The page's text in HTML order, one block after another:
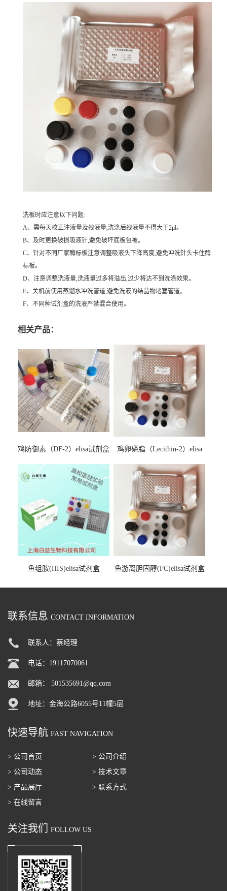
洗板时应注意以下问题:
A、需每天校正注液量及残液量,洗涤后残液量不得大于2μl。
B、及时更换破损吸液针,避免破坏底板包被。
C、针对不同厂家酶标板注意调整吸液头下降高度,避免冲洗针头卡住酶
标板。
D、注意调整洗液量,洗液量过多将溢出,过少将达不到洗涤效果。
E、关机前使用蒸馏水冲洗管道,避免洗液的结晶物堵塞管道。
F、不同种试剂盒的洗液严禁混合使用。
相关产品：
鸡防御素（DF-2）elisa试剂盒
鸡卵磷脂（Lecithin-2）elisa
鱼组胺(HIS)elisa试剂盒 鱼游离胆固醇(FC)elisa试剂盒
联系信息 CONTACT INFORMATION
联系人：蔡经理
电话：19117070061
邮箱： 501535691@qq.com
地址：金海公路6055号11幢5层
快速导航 FAST NAVIGATION
> 公司首页
> 公司介绍
> 公司动态
> 技术文章
> 产品展厅
> 联系方式
> 在线留言
关注我们 FOLLOW US